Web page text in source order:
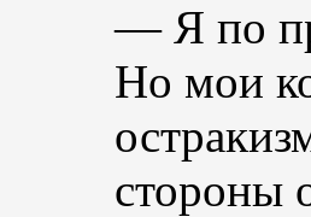
— Я по
Но мои
стороны